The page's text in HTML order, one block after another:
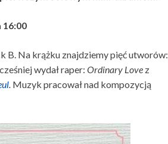
16:00
B. Na krążku znajdziemy pięć utworów:
wydał raper: Ordinary Love z
. Muzyk pracował nad kompozycją